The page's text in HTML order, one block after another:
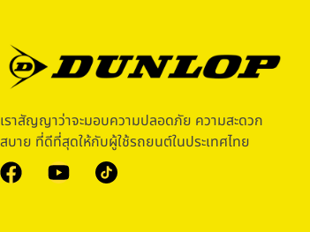
เราสัญญาว่าจะมอบความปลอดภัย ความสะดวก
สบาย ที่ดีที่สุดให้กับผู้ใช้รถยนต์ในประเทศไทย